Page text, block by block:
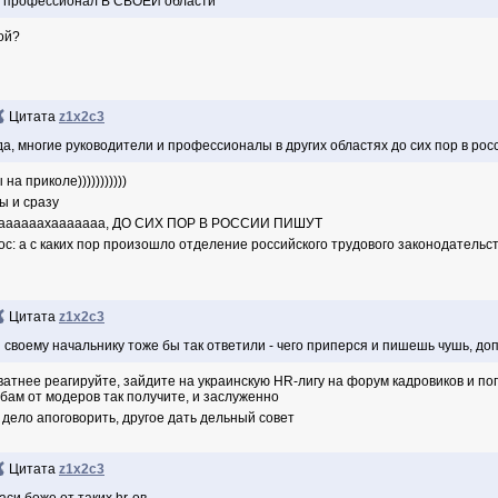
Цитата z1x2c3
многие руководители и профессионалы в других областях до сих пор в
на приколе)))))))))))
и сразу
ДО СИХ ПОР В РОССИИ ПИШУТ
а с каких пор произошло отделение российского трудового
Цитата z1x2c3
своему начальнику тоже бы так ответили - чего приперся и пишешь чушь,
реагируйте, зайдите на украинскую HR-лигу на форум кадровиков и
от модеров так получите, и заслуженно
апоговорить, другое дать дельный совет
Цитата z1x2c3